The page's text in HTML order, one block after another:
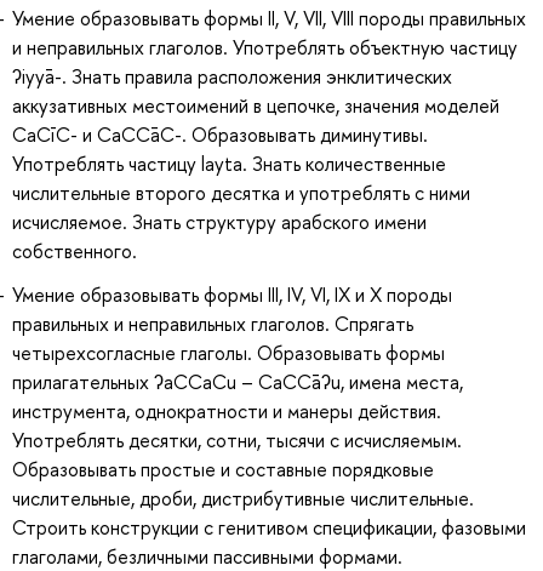
Умение образовывать формы II, V, VII, VIII породы правильных
и неправильных глаголов. Употреблять объектную частицу
ʔiyyā-. Знать правила расположения энклитических
аккузативных местоимений в цепочке, значения моделей
CaCīC- и CaCCāC-. Образовывать диминутивы.
Употреблять частицу layta. Знать количественные
числительные второго десятка и употреблять с ними
исчисляемое. Знать структуру арабского имени
собственного.
Умение образовывать формы III, IV, VI, IX и X породы
правильных и неправильных глаголов. Спрягать
четырехсогласные глаголы. Образовывать формы
прилагательных ʔaCCaCu – CaCCāʔu, имена места,
инструмента, однократности и манеры действия.
Употреблять десятки, сотни, тысячи с исчисляемым.
Образовывать простые и составные порядковые
числительные, дроби, дистрибутивные числительные.
Строить конструкции с генитивом спецификации, фазовыми
глаголами, безличными пассивными формами.